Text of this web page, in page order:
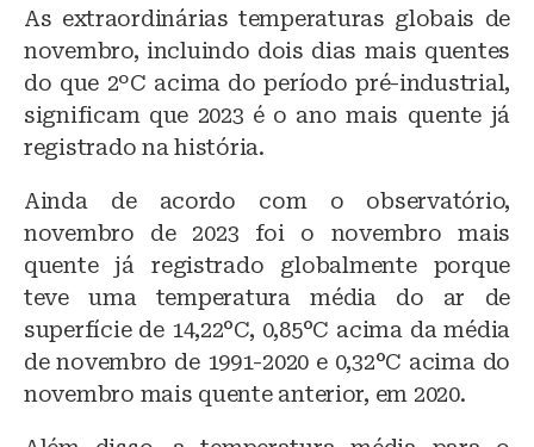
As extraordinárias temperaturas globais de
novembro, incluindo dois dias mais quentes
do que 2ºC acima do período pré-industrial,
significam que 2023 é o ano mais quente já
registrado na história.
Ainda de acordo com o observatório,
novembro de 2023 foi o novembro mais
quente já registrado globalmente porque
teve uma temperatura média do ar de
superfície de 14,22°C, 0,85°C acima da média
de novembro de 1991-2020 e 0,32°C acima do
novembro mais quente anterior, em 2020.